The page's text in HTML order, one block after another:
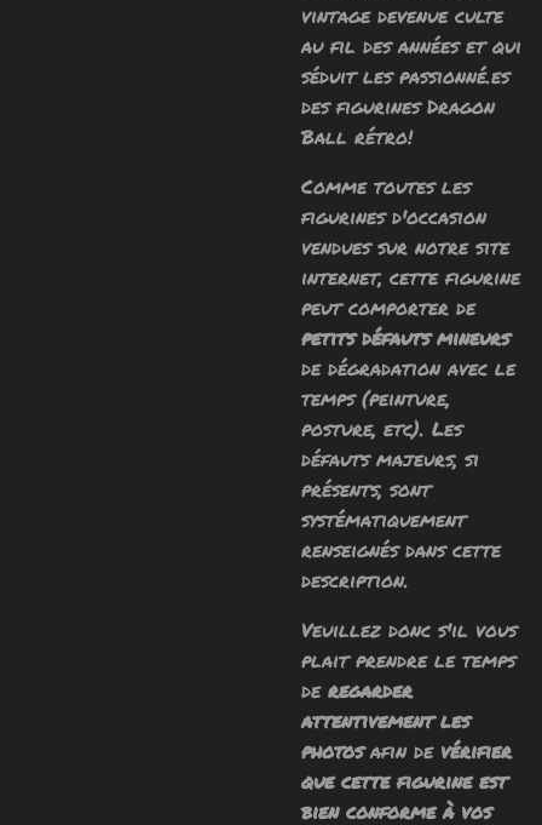
vintage devenue culte
au fil des années et qui
séduit les passionné.es
des figurines Dragon
Ball rétro!
Comme toutes les
figurines d'occasion
vendues sur notre site
internet, cette figurine
peut comporter de
petits défauts mineurs
de dégradation avec le
temps (peinture,
posture, etc). Les
défauts majeurs, si
présents, sont
systématiquement
renseignés dans cette
description.
Veuillez donc s'il vous
plait prendre le temps
de regarder
attentivement les
photosafin de vérifier
que cette figurine est
bien conforme à vos